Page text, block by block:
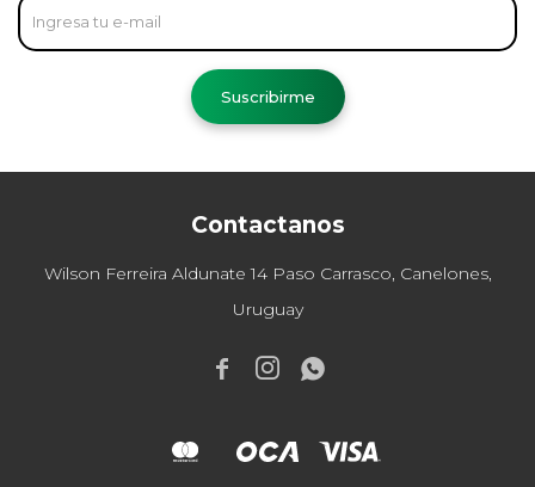
Contactanos
Wilson Ferreira Aldunate 14 Paso Carrasco, Canelones,
Uruguay
  
Suscribirme